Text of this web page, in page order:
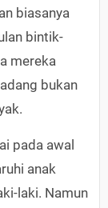
biasanya
bintik-
mereka
bukan
pada awal
anak
laki. Namun